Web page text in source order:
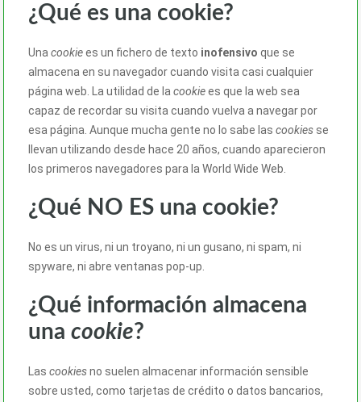
¿Qué es una cookie?
Una cookiees un fichero de texto inofensivo que se
almacena en su navegador cuando visita casi cualquier
página web. La utilidad de la cookiees que la web sea
capaz de recordar su visita cuando vuelva a navegar por
esa página. Aunque mucha gente no lo sabe las cookies se
llevan utilizando desde hace 20 años, cuando aparecieron
los primeros navegadores para la World Wide Web.
¿Qué NO ES una cookie?
No es un virus, ni un troyano, ni un gusano, ni spam, ni
spyware, ni abre ventanas pop-up.
¿Qué información almacena
una cookie?
Las cookiesno suelen almacenar información sensible
sobre usted, como tarjetas de crédito o datos bancarios,